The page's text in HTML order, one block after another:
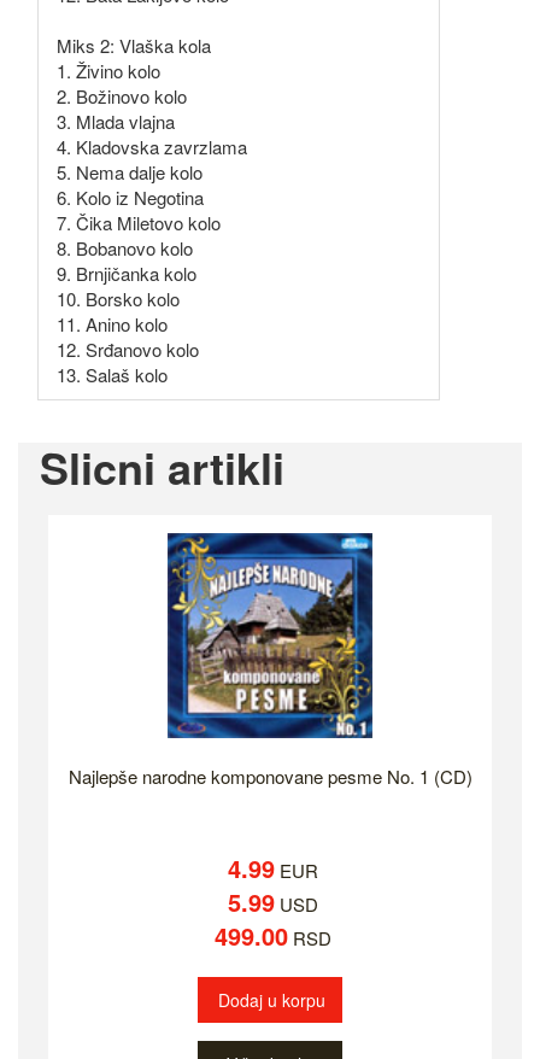
Miks 2: Vlaška kola
1. Živino kolo
2. Božinovo kolo
3. Mlada vlajna
4. Kladovska zavrzlama
5. Nema dalje kolo
6. Kolo iz Negotina
7. Čika Miletovo kolo
8. Bobanovo kolo
9. Brnjičanka kolo
10. Borsko kolo
11. Anino kolo
12. Srđanovo kolo
13. Salaš kolo
Slicni artikli
Najlepše narodne komponovane pesme No. 1 (CD)
4.99 EUR
5.99 USD
499.00 RSD
Dodaj u korpu